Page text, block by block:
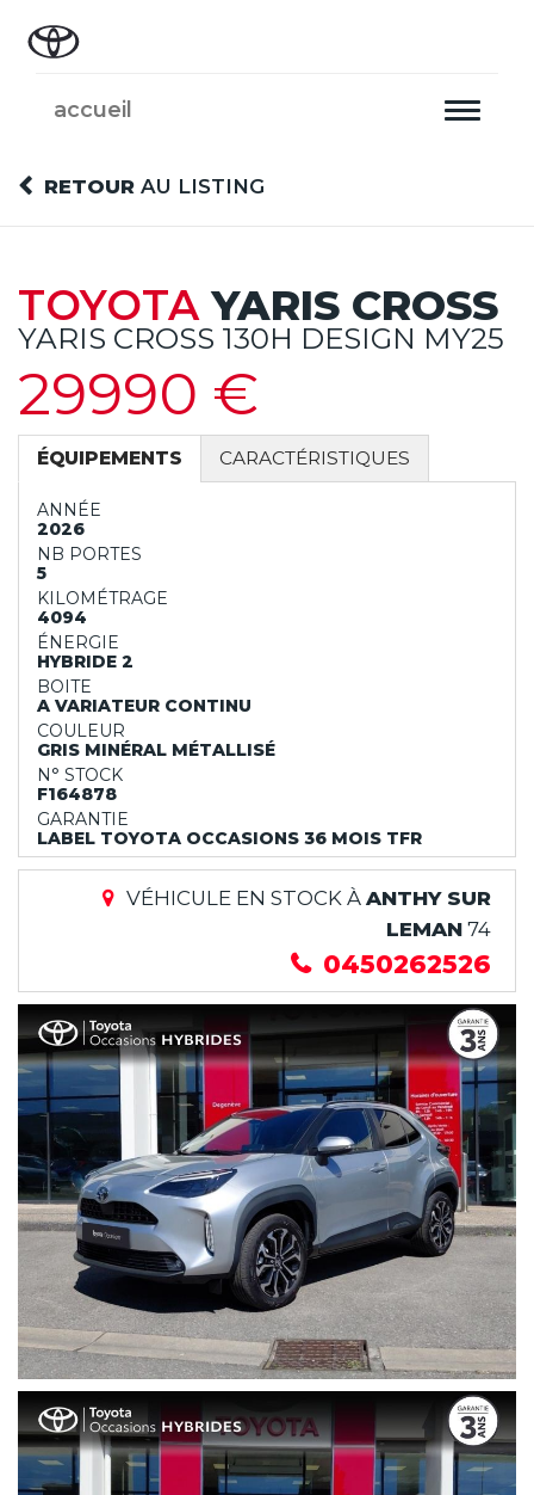
Toggle
accueil
RETOUR AU LISTING
TOYOTAYARIS CROSS
YARIS CROSS 130H DESIGN MY25
29990 €
ÉQUIPEMENTS CARACTÉRISTIQUES
ANNÉE
2026
NB PORTES
5
KILOMÉTRAGE
4094
ÉNERGIE
HYBRIDE 2
BOITE
A VARIATEUR CONTINU
COULEUR
GRIS MINÉRAL MÉTALLISÉ
N° STOCK
F164878
GARANTIE
LABEL TOYOTA OCCASIONS 36 MOIS TFR
VÉHICULE EN STOCK À ANTHY SUR
LEMAN 74
0450262526